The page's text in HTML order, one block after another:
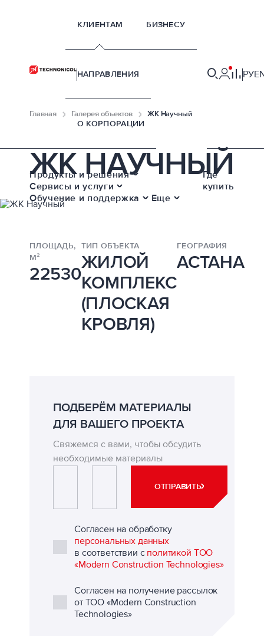
КЛИЕНТАМ БИЗНЕСУ
НАПРАВЛЕНИЯ
О КОРПОРАЦИИ
РУ
Продукты и решения
Сервисы и услуги
Обучение и поддержка
Еще
Где
купить
Главная Галерея объектов ЖК Научный
ЖК НАУЧНЫЙ
ПЛОЩАДЬ,
М²
22530
ТИП ОБЪЕКТА
ЖИЛОЙ
КОМПЛЕКС
(ПЛОСКАЯ
КРОВЛЯ)
ГЕОГРАФИЯ
АСТАНА
ПОДБЕРЁМ МАТЕРИАЛЫ
ДЛЯ ВАШЕГО ПРОЕКТА
Свяжемся с вами, чтобы обсудить
необходимые материалы
ЭЛЕКТРОННАЯ ПОЧТА*
ОТПРАВИТЬ
Согласен на обработку
персональных данных
в соответствии с политикой ТОО
«Modern Construction Technologies»
Согласен на получение рассылок
от ТОО «Modern Construction
Technologies»